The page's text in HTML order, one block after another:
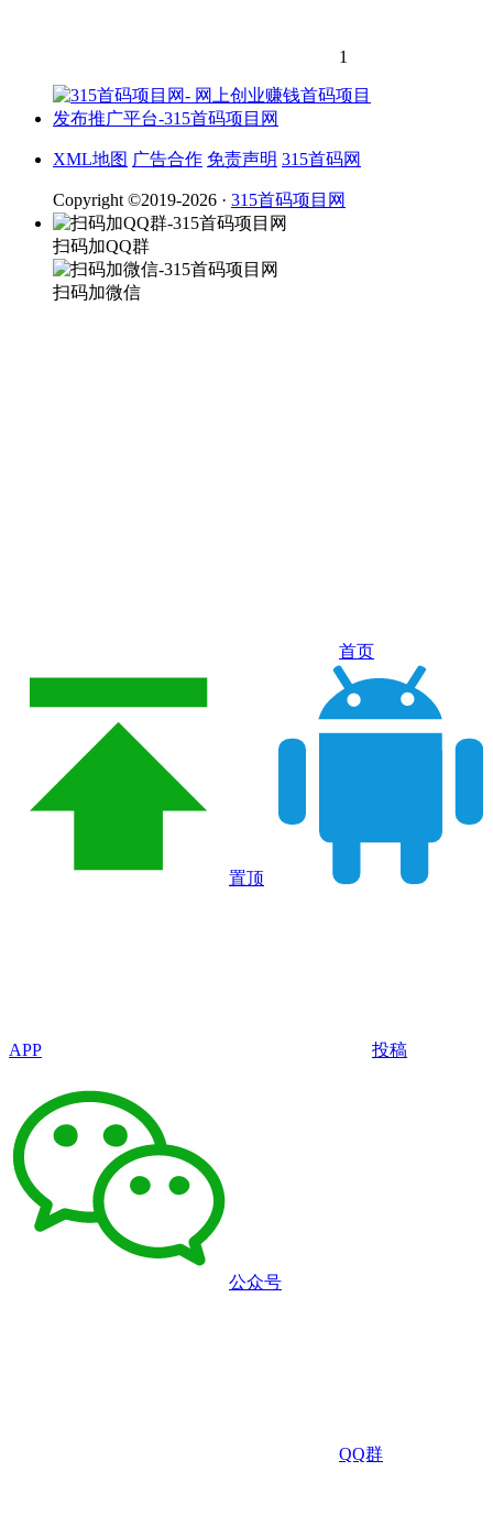
1
XML地图 广告合作 免责声明 315首码网
Copyright ©2019-2026 · 315首码项目网
扫码加QQ群
扫码加微信
首页
置顶
APP 投稿
公众号
QQ群